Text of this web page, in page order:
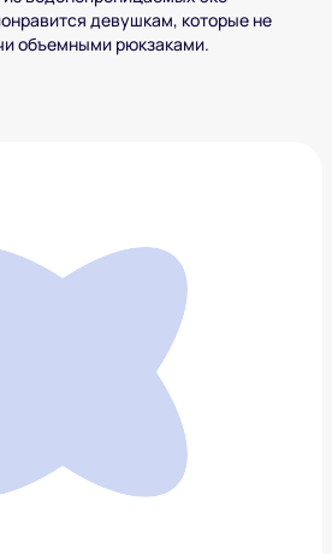
девушкам, которые не
объемными рюкзаками.
Core Pop Shopper